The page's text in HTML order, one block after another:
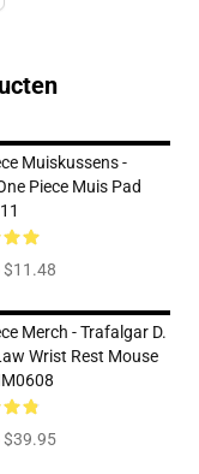
Muiskussens -
Piece Muis Pad
$11.48
Merch - Trafalgar D.
Wrist Rest Mouse
$39.95